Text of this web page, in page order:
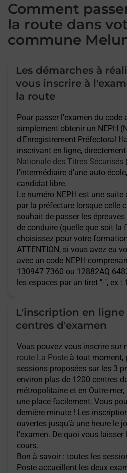
Comment
la route dans
commune
Les démarches à
vous inscrire à
la route
Pour passer l'examen du code
simplement obtenir un NEPH
d'Enregistrement Préfectoral
inscrivant en ligne,
Nationale des Titres Sécurisés
l'intermédiaire d'une auto-
candidat libre.
Le numéro NEPH est une
par la préfecture lorsque celle-
souhait de passer les
de conduire (quelle que soit la
choisissez pour votre
ATTENTION, si vous avez eu
avec un code NEPH
130947 7360 ou 12882AQ
les espaces par un tiret "-", ex :
L'inscription en ligne
centres d'examen
Vous pouvez vous inscrire sur
route La Poste à tout moment,
sessions proposées sur les 3
environ plus de 1200 centres
métropolitaine et en Outre-mer,
une place facilement. Vous
dernière minute ! Les
ouvertes jusqu’à une heure le
l’examen. De quoi vous
cours.
Bon à savoir : toutes les
Poste accueillent les deux